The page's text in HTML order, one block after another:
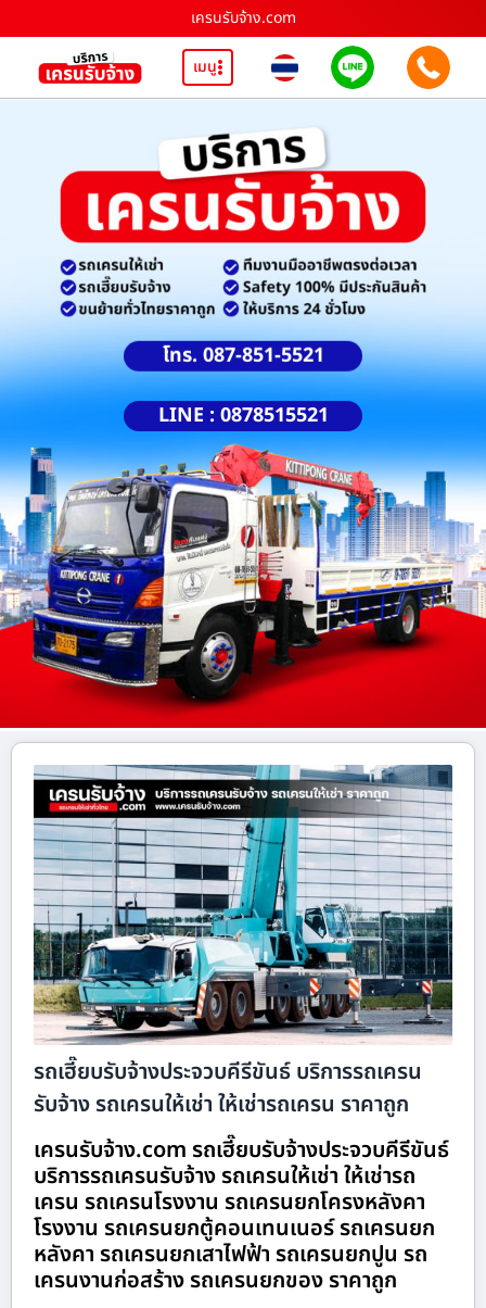
เครนรับจ้าง.com
เมนู
โทร. 087-851-5521
LINE : 0878515521
รถเฮี๊ยบรับจ้างประจวบคีรีขันธ์ บริการรถเครน
รับจ้าง รถเครนให้เช่า ให้เช่ารถเครน ราคาถูก
เครนรับจ้าง.com รถเฮี๊ยบรับจ้างประจวบคีรีขันธ์
บริการรถเครนรับจ้าง รถเครนให้เช่า ให้เช่ารถ
เครน รถเครนโรงงาน รถเครนยกโครงหลังคา
โรงงาน รถเครนยกตู้คอนเทนเนอร์ รถเครนยก
หลังคา รถเครนยกเสาไฟฟ้า รถเครนยกปูน รถ
เครนงานก่อสร้าง รถเครนยกของ ราคาถูก